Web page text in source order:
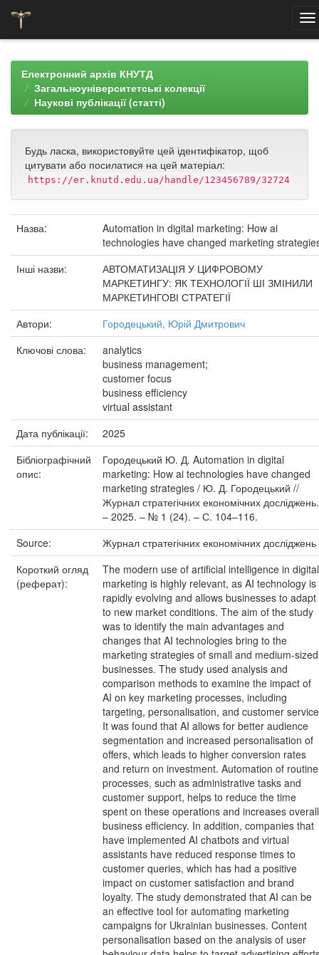
navigationЕлектронний архів КНУТД
Загальноуніверситетські колекції
Наукові публікації (статті)
Будь ласка, використовуйте цей ідентифікатор, щоб
цитувати або посилатися на цей матеріал:
https://er.knutd.edu.ua/handle/123456789/32724
Назва:
Automation in digital marketing: How ai
technologies have changed marketing
Інші назви:
АВТОМАТИЗАЦІЯ У ЦИФРОВОМУ
МАРКЕТИНГУ: ЯК ТЕХНОЛОГІЇ ШІ ЗМІНИЛИ
МАРКЕТИНГОВІ СТРАТЕГІЇ
Автори:
Городецький, Юрій Дмитрович
Ключові слова:
analytics
business management;
customer focus
business efficiency
virtual assistant
Дата публікації:
2025
Бібліографічний
опис:
Городецький Ю. Д. Automation in digital
marketing: How ai technologies have changed
marketing strategies / Ю. Д. Городецький //
Журнал стратегічних економічних досліджень.
– 2025. – № 1 (24). – С. 104–116.
Source:
Журнал стратегічних економічних досліджень
Короткий огляд
(реферат):
The modern use of artificial intelligence in digital
marketing is highly relevant, as AI technology is
rapidly evolving and allows businesses to adapt
to new market conditions. The aim of the study
was to identify the main advantages and
changes that AI technologies bring to the
marketing strategies of small and medium-sized
businesses. The study used analysis and
comparison methods to examine the impact of
AI on key marketing processes, including
targeting, personalisation, and customer
It was found that AI allows for better audience
segmentation and increased personalisation of
offers, which leads to higher conversion rates
and return on investment. Automation of routine
processes, such as administrative tasks and
customer support, helps to reduce the time
spent on these operations and increases overall
business efficiency. In addition, companies that
have implemented AI chatbots and virtual
assistants have reduced response times to
customer queries, which has had a positive
impact on customer satisfaction and brand
loyalty. The study demonstrated that AI can be
an effective tool for automating marketing
campaigns for Ukrainian businesses. Content
personalisation based on the analysis of user